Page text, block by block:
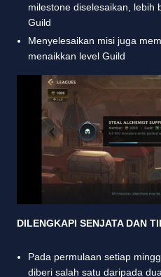
milestone diselesaikan, lebih
Guild
Menyelesaikan misi juga
menaikkan level Guild
DILENGKAPI SENJATA DAN
Pada permulaan setiap
diberi salah satu daripada